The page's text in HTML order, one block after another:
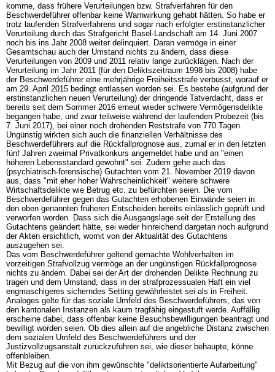
komme, dass frühere Verurteilungen bzw. Strafverfahren für den
Beschwerdeführer offenbar keine Warnwirkung gehabt hätten. So habe er
trotz laufenden Strafverfahrens und sogar nach erfolgter erstinstanzlicher
Verurteilung durch das Strafgericht Basel-Landschaft am 14. Juni 2007
noch bis ins Jahr 2008 weiter delinquiert. Daran vermöge in einer
Gesamtschau auch der Umstand nichts zu ändern, dass diese
Verurteilungen von 2009 und 2011 relativ lange zurücklägen. Nach der
Verurteilung im Jahr 2011 (für den Deliktszeitraum 1998 bis 2008) habe
der Beschwerdeführer eine mehrjährige Freiheitsstrafe verbüsst, worauf er
am 29. April 2015 bedingt entlassen worden sei. Es bestehe (aufgrund der
erstinstanzlichen neuen Verurteilung) der dringende Tatverdacht, dass er
bereits seit dem Sommer 2016 erneut wieder schwere Vermögensdelikte
begangen habe, und zwar teilweise während der laufenden Probezeit (bis
7. Juni 2017), bei einer noch drohenden Reststrafe von 770 Tagen.
Ungünstig wirkten sich auch die finanziellen Verhältnisse des
Beschwerdeführers auf die Rückfallprognose aus, zumal er in den letzten
fünf Jahren zweimal Privatkonkurs angemeldet habe und an "einen
höheren Lebensstandard gewohnt" sei. Zudem gehe auch das
(psychiatrisch-forensische) Gutachten vom 21. November 2019 davon
aus, dass "mit eher hoher Wahrscheinlichkeit" weitere schwere
Wirtschaftsdelikte wie Betrug etc. zu befürchten seien. Die vom
Beschwerdeführer gegen das Gutachten erhobenen Einwände seien in
den oben genannten früheren Entscheiden bereits einlässlich geprüft und
verworfen worden. Dass sich die Ausgangslage seit der Erstellung des
Gutachtens geändert hätte, sei weder hinreichend dargetan noch aufgrund
der Akten ersichtlich, womit von der Aktualität des Gutachtens
auszugehen sei.
Das vom Beschwerdeführer geltend gemachte Wohlverhalten im
vorzeitigen Strafvollzug vermöge an der ungünstigen Rückfallprognose
nichts zu ändern. Dabei sei der Art der drohenden Delikte Rechnung zu
tragen und dem Umstand, dass in der strafprozessualen Haft ein viel
engmaschigeres sicherndes Setting gewährleistet sei als in Freiheit.
Analoges gelte für das soziale Umfeld des Beschwerdeführers, das von
den kantonalen Instanzen als kaum tragfähig eingestuft werde. Auffällig
erscheine dabei, dass offenbar keine Besuchsbewilligungen beantragt und
bewilligt worden seien. Ob dies allein auf die angebliche Distanz zwischen
dem sozialen Umfeld des Beschwerdeführers und der
Justizvollzugsanstalt zurückzuführen sei, wie dieser behaupte, könne
offenbleiben.
Mit Bezug auf die von ihm gewünschte "deliktsorientierte Aufarbeitung"